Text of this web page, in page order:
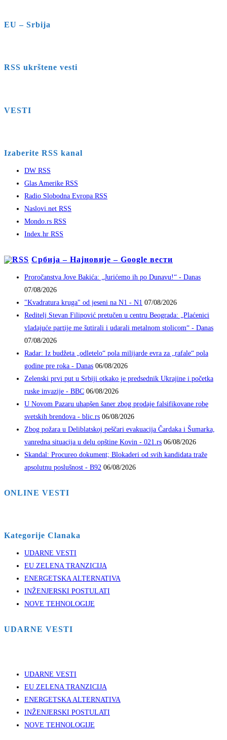
EU – Srbija
RSS ukrštene vesti
VESTI
Izaberite RSS kanal
DW RSS
Glas Amerike RSS
Radio Slobodna Evropa RSS
Naslovi.net RSS
Mondo.rs RSS
Index.hr RSS
Србија – Најновије – Google вести
Proročanstva Jove Bakića: „Jurićemo ih po Dunavu!“ - Danas
07/08/2026
"Kvadratura kruga" od jeseni na N1 - N1 07/08/2026
Reditelj Stevan Filipović pretučen u centru Beograda: „Plaćenici
vladajuće partije me šutirali i udarali metalnom stolicom“ - Danas
07/08/2026
Radar: Iz budžeta „odletelo“ pola milijarde evra za „rafale“ pola
godine pre roka - Danas 06/08/2026
Zelenski prvi put u Srbiji otkako je predsednik Ukrajine i početka
ruske invazije - BBC 06/08/2026
U Novom Pazaru uhapšen šaner zbog prodaje falsifikovane robe
svetskih brendova - blic.rs 06/08/2026
Zbog požara u Deliblatskoj peščari evakuacija Čardaka i Šumarka,
vanredna situacija u delu opštine Kovin - 021.rs 06/08/2026
Skandal: Procureo dokument; Blokaderi od svih kandidata traže
apsolutnu poslušnost - B92 06/08/2026
ONLINE VESTI
Kategorije Clanaka
UDARNE VESTI
EU ZELENA TRANZICIJA
ENERGETSKA ALTERNATIVA
INŽENJERSKI POSTULATI
NOVE TEHNOLOGIJE
UDARNE VESTI
UDARNE VESTI
EU ZELENA TRANZICIJA
ENERGETSKA ALTERNATIVA
INŽENJERSKI POSTULATI
NOVE TEHNOLOGIJE